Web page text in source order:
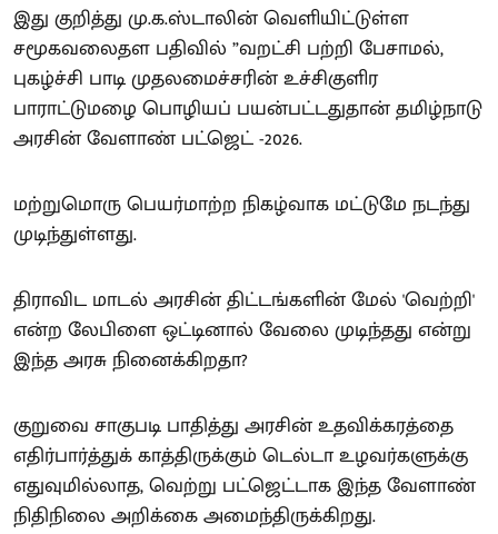
இது குறித்து மு.க.ஸ்டாலின் வெளியிட்டுள்ள
சமூகவலைதள பதிவில் ”வறட்சி பற்றி பேசாமல்,
புகழ்ச்சி பாடி முதலமைச்சரின் உச்சிகுளிர
பாராட்டுமழை பொழியப் பயன்பட்டதுதான் தமிழ்நாடு
அரசின் வேளாண் பட்ஜெட் -2026.
மற்றுமொரு பெயர்மாற்ற நிகழ்வாக மட்டுமே நடந்து
முடிந்துள்ளது.
திராவிட மாடல் அரசின் திட்டங்களின் மேல் 'வெற்றி'
என்ற லேபிளை ஒட்டினால் வேலை முடிந்தது என்று
இந்த அரசு நினைக்கிறதா?
குறுவை சாகுபடி பாதித்து அரசின் உதவிக்கரத்தை
எதிர்பார்த்துக் காத்திருக்கும் டெல்டா உழவர்களுக்கு
எதுவுமில்லாத, வெற்று பட்ஜெட்டாக இந்த வேளாண்
நிதிநிலை அறிக்கை அமைந்திருக்கிறது.